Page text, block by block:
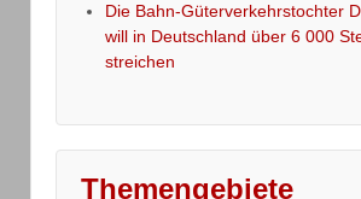
Die Bahn-Güterverkehrstochter
will in Deutschland über 6 000
streichen
Themengebiete